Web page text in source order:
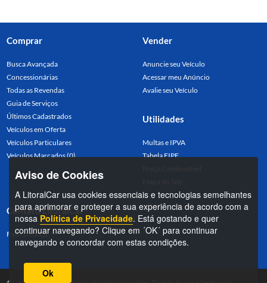
Comprar
Busca Avançada
Concessionárias
Todas as Revendas
Guia de Serviços
Últimos Cadastrados
Veículos em Oferta
Veículos Particulares
Veículos Marcados (0)
Vender
Anuncie seu Veículo
Acessar meu Anúncio
Avalie seu Veículo
Utilidades
Multas e IPVA
Tabela FIPE
Contato LitoralCar
Fale conosco
Aviso de Cookies
A LitoralCar usa cookies essenciais e tecnologias semelhantes
para aprimorar e proteger a sua experiência de acordo com a
nossa Política de Privacidade. Está gostando e quer
continuar navegando? Clique em ´OK´ para continuar
navegando e concordar com estas condições.
Ok